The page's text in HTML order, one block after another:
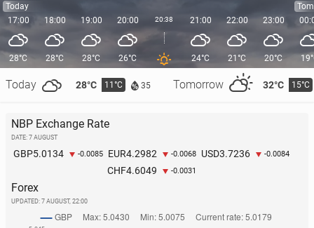
Today
17:00
28°C
Today 28°C 11°C 35 Tomorrow 32°C 15°C
18:00
28°C
19:00
28°C
20:00
26°C
20:38 21:00
24°C
22:00
21°C
23:00
20°C
NBP Exchange Rate
DATE: 7 AUGUST
GBP5.0134 -0.0085 EUR4.2982 -0.0068 USD3.7236 -0.0084
CHF4.6049 -0.0031
Forex
UPDATED: 7 AUGUST, 22:00